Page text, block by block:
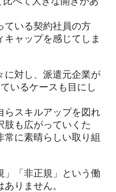
ている契約社員の方
ャップを感じてしま
に対し、派遣元企業が
いるケースも目にし
らスキルアップを図れ
肢も広がっていくた
に素晴らしい取り組
」「非正規」という働
りません。